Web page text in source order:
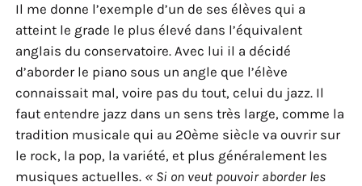
Il me donne l’exemple d’un de ses élèves qui a
atteint le grade le plus élevé dans l’équivalent
anglais du conservatoire. Avec lui il a décidé
d’aborder le piano sous un angle que l’élève
connaissait mal, voire pas du tout, celui du jazz. Il
faut entendre jazz dans un sens très large, comme la
tradition musicale qui au 20ème siècle va ouvrir sur
le rock, la pop, la variété, et plus généralement les
musiques actuelles. « Si on veut pouvoir aborder les